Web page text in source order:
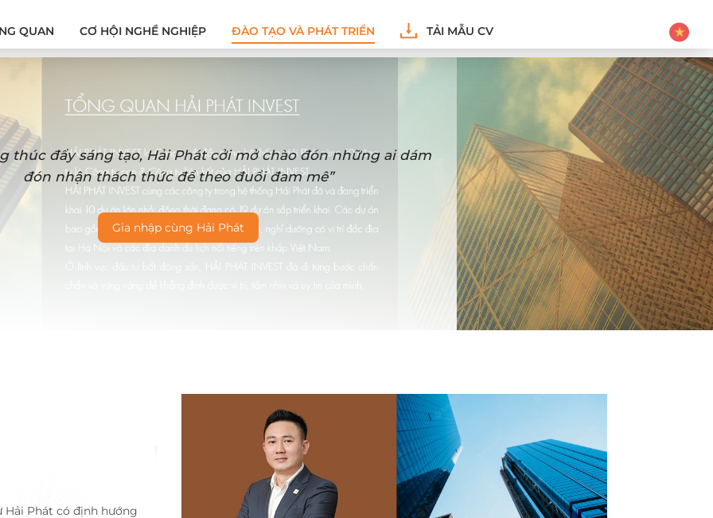
QUAN CƠ HỘI NGHỀ NGHIỆP ĐÀO TẠO VÀ PHÁT TRIỂN TẢI MẪU CV
thúc đẩy sáng tạo, Hải Phát cởi mở chào đón những ai dám
đón nhận thách thức để theo đuổi đam mê”
Gia nhập cùng Hải Phát
Hải Phát có định hướng